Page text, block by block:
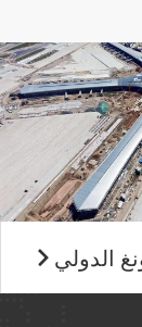
الدولي 